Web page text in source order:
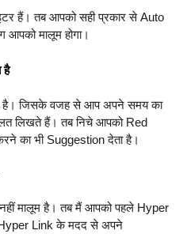
हैं। तब आपको सही प्रकार से Auto
मालूम होगा।
है
है। जिसके वजह से आप अपने समय का
लिखते हैं। तब निचे आपको Red
का भी Suggestion देता है।
मालूम है। तब मैं आपको पहले Hyper
Link के मदद से अपने